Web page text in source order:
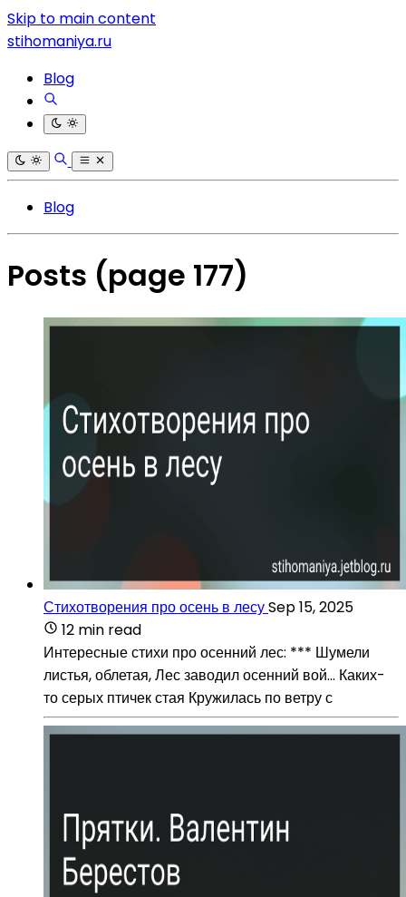
Skip to main content
stihomaniya.ru
Blog
Blog
Posts (page 177)
Стихотворения про осень в лесуSep 15, 2025
12 min read
Интересные стихи про осенний лес: *** Шумели
листья, облетая, Лес заводил осенний вой... Каких-
то серых птичек стая Кружилась по ветру с